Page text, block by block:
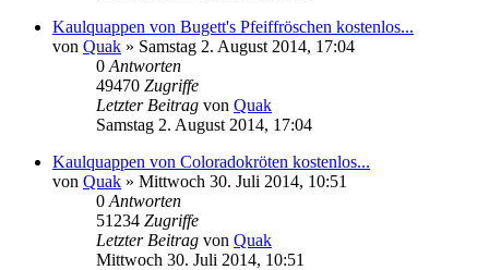
Kaulquappen von Bugett's Pfeiffröschen kostenlos...
von Quak » Samstag 2. August 2014, 17:04
0 Antworten
49470 Zugriffe
Letzter Beitrag von Quak
Samstag 2. August 2014, 17:04
Kaulquappen von Coloradokröten kostenlos...
von Quak » Mittwoch 30. Juli 2014, 10:51
0 Antworten
51234 Zugriffe
Letzter Beitrag von Quak
Mittwoch 30. Juli 2014, 10:51